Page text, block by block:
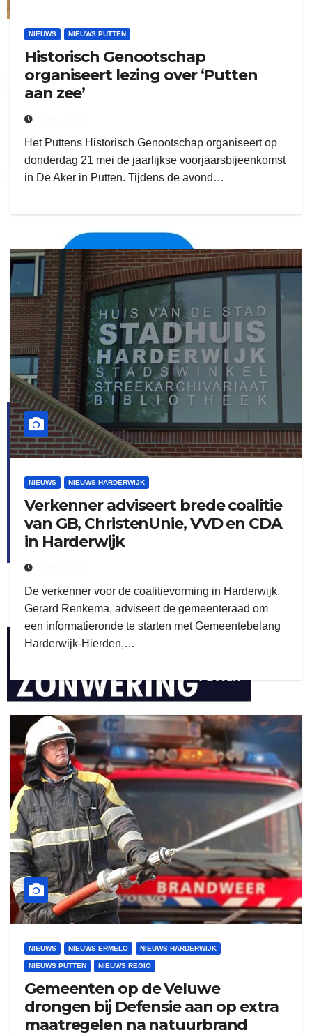
delangekortland
kleijer
ruitengaparket
flitsmeister
ook adverteren
duo montage
NIEUWS NIEUWS PUTTEN
Historisch Genootschap
organiseert lezing over ‘Putten
aan zee’
Het Puttens Historisch Genootschap organiseert op
donderdag 21 mei de jaarlijkse voorjaarsbijeenkomst
in De Aker in Putten. Tijdens de avond…
NIEUWS NIEUWS HARDERWIJK
Verkenner adviseert brede coalitie
van GB, ChristenUnie, VVD en CDA
in Harderwijk
De verkenner voor de coalitievorming in Harderwijk,
Gerard Renkema, adviseert de gemeenteraad om
een informatieronde te starten met Gemeentebelang
Harderwijk-Hierden,…
NIEUWS NIEUWS ERMELO NIEUWS HARDERWIJK
NIEUWS PUTTEN NIEUWS REGIO
Gemeenten op de Veluwe
drongen bij Defensie aan op extra
maatregelen na natuurbrand